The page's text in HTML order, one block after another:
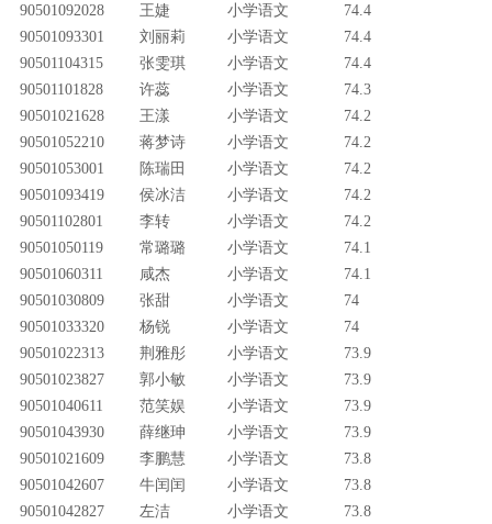
90501092028
王婕 小学语文
74.4
90501093301
刘丽莉 小学语文
74.4
90501104315
张雯琪 小学语文
74.4
90501101828
许蕊 小学语文
74.3
90501021628
王漾 小学语文
74.2
90501052210
蒋梦诗 小学语文
74.2
90501053001
陈瑞田 小学语文
74.2
90501093419
侯冰洁 小学语文
74.2
90501102801
李转 小学语文
74.2
90501050119
常璐璐 小学语文
74.1
90501060311
咸杰 小学语文
74.1
90501030809
张甜 小学语文
74
90501033320
杨锐 小学语文
74
90501022313
荆雅彤 小学语文
73.9
90501023827
郭小敏 小学语文
73.9
90501040611
范笑娱 小学语文
73.9
90501043930
薛继珅 小学语文
73.9
90501021609
李鹏慧 小学语文
73.8
90501042607
牛闰闰 小学语文
73.8
90501042827
左洁 小学语文
73.8